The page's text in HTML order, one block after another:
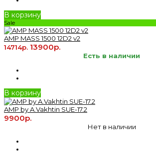
В корзину
Sale
AMP MASS 1500 12D2 v2
14714р. 13900р.
Есть в наличии
В корзину
AMP by A.Vakhtin SUE-17.2
9900р.
Нет в наличии